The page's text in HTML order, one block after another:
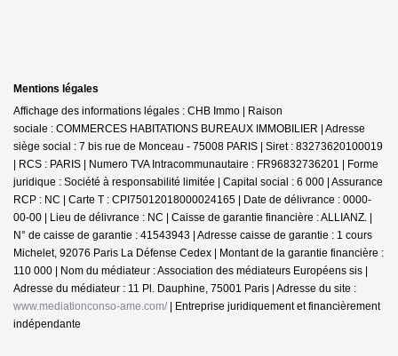
Mentions légales
Affichage des informations légales : CHB Immo | Raison
sociale : COMMERCES HABITATIONS BUREAUX IMMOBILIER | Adresse
siège social : 7 bis rue de Monceau - 75008 PARIS | Siret : 83273620100019
| RCS : PARIS | Numero TVA Intracommunautaire : FR96832736201 | Forme
juridique : Société à responsabilité limitée | Capital social : 6 000 | Assurance
RCP : NC | Carte T : CPI75012018000024165 | Date de délivrance : 0000-
00-00 | Lieu de délivrance : NC | Caisse de garantie financière : ALLIANZ. |
N° de caisse de garantie : 41543943 | Adresse caisse de garantie : 1 cours
Michelet, 92076 Paris La Défense Cedex | Montant de la garantie financière :
110 000 | Nom du médiateur : Association des médiateurs Européens sis |
Adresse du médiateur : 11 Pl. Dauphine, 75001 Paris | Adresse du site :
www.mediationconso-ame.com/ | Entreprise juridiquement et financièrement
indépendante